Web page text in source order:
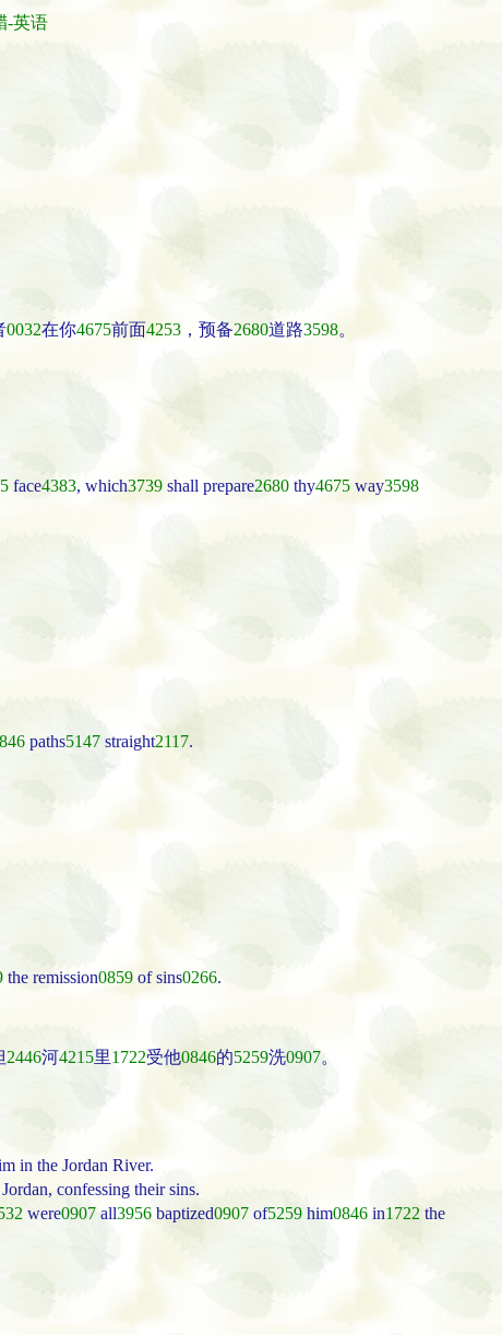
-英语
0032在你4675前面4253 ，预备2680道路3598。
face4383, which3739 shall prepare2680 thy4675 way3598
paths5147 straight2117.
the remission0859 of sins0266.
2446河4215里1722受他0846的5259洗0907。
in the Jordan River.
confessing their sins.
were0907 all3956 baptized0907 of5259 him0846 in1722 the